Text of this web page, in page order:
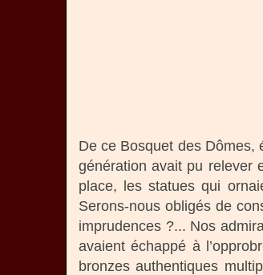
De ce Bosquet des Dômes,
génération avait pu relever
place, les statues qui
Serons-nous obligés de
imprudences ?... Nos
avaient échappé à
bronzes authentiques